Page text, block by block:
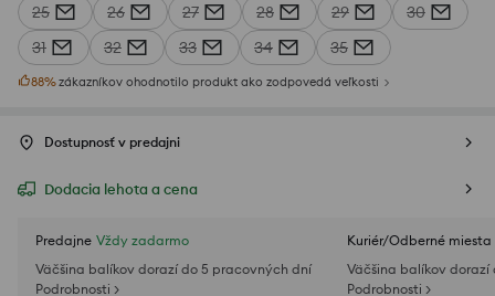
25 26 27 28 29
30
31
32 33 34 35
88%zákazníkov ohodnotilo produkt ako zodpovedá veľkosti
Dostupnosť v predajni
Dodacia lehota a cena
Predajne Vždy zadarmo
Väčšina balíkov dorazí do 5 pracovných dní
Podrobnosti >
Kuriér/Odberné miesta
Väčšina balíkov
Podrobnosti >